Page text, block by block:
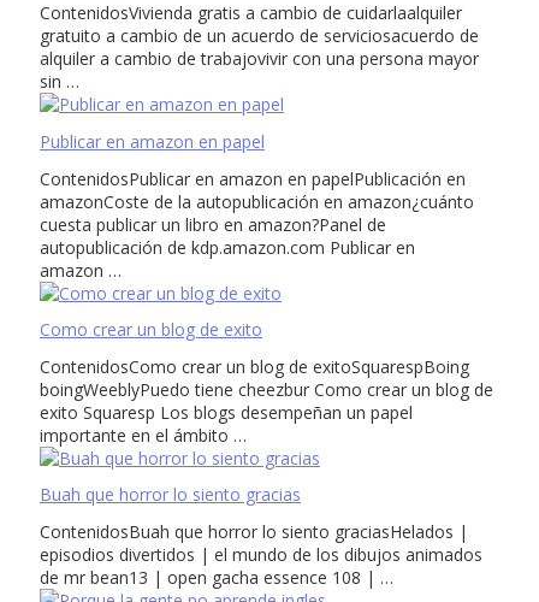
ContenidosVivienda gratis a cambio de cuidarlaalquiler
gratuito a cambio de un acuerdo de serviciosacuerdo de
alquiler a cambio de trabajovivir con una persona mayor
sin …
Publicar en amazon en papel
ContenidosPublicar en amazon en papelPublicación en
amazonCoste de la autopublicación en amazon¿cuánto
cuesta publicar un libro en amazon?Panel de
autopublicación de kdp.amazon.com Publicar en
amazon …
Como crear un blog de exito
ContenidosComo crear un blog de exitoSquarespBoing
boingWeeblyPuedo tiene cheezbur Como crear un blog de
exito Squaresp Los blogs desempeñan un papel
importante en el ámbito …
Buah que horror lo siento gracias
ContenidosBuah que horror lo siento graciasHelados |
episodios divertidos | el mundo de los dibujos animados
de mr bean13 | open gacha essence 108 | …